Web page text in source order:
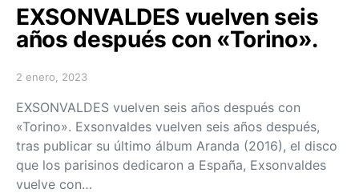
EXSONVALDES vuelven seis
años después con «Torino».
Posted on
2 enero, 2023
EXSONVALDES vuelven seis años después con
«Torino». Exsonvaldes vuelven seis años después,
tras publicar su último álbum Aranda (2016), el disco
que los parisinos dedicaron a España, Exsonvaldes
vuelve con…